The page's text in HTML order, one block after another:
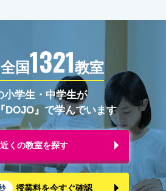
国1321教室
小学生・中学生が
DOJO』で学んでいます
くの教室を探す
授業料を今すぐ確認